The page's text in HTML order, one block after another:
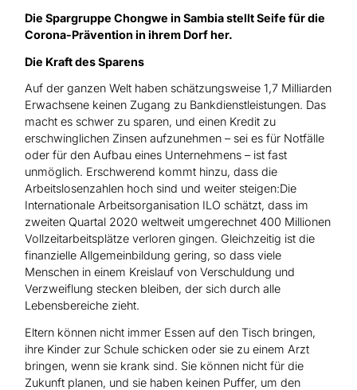
Die Spargruppe Chongwe in Sambia stellt Seife für die
Corona-Prävention in ihrem Dorf her.
Die Kraft des Sparens
Auf der ganzen Welt haben schätzungsweise 1,7 Milliarden
Erwachsene keinen Zugang zu Bankdienstleistungen. Das
macht es schwer zu sparen, und einen Kredit zu
erschwinglichen Zinsen aufzunehmen – sei es für Notfälle
oder für den Aufbau eines Unternehmens – ist fast
unmöglich. Erschwerend kommt hinzu, dass die
Arbeitslosenzahlen hoch sind und weiter steigen:Die
Internationale Arbeitsorganisation ILO schätzt, dass im
zweiten Quartal 2020 weltweit umgerechnet 400 Millionen
Vollzeitarbeitsplätze verloren gingen. Gleichzeitig ist die
finanzielle Allgemeinbildung gering, so dass viele
Menschen in einem Kreislauf von Verschuldung und
Verzweiflung stecken bleiben, der sich durch alle
Lebensbereiche zieht.
Eltern können nicht immer Essen auf den Tisch bringen,
ihre Kinder zur Schule schicken oder sie zu einem Arzt
bringen, wenn sie krank sind. Sie können nicht für die
Zukunft planen, und sie haben keinen Puffer, um den